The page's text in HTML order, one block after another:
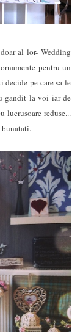
al lor- Wedding
pentru un
decide pe care sa le
gandit la voi iar de
lucrusoare reduse...